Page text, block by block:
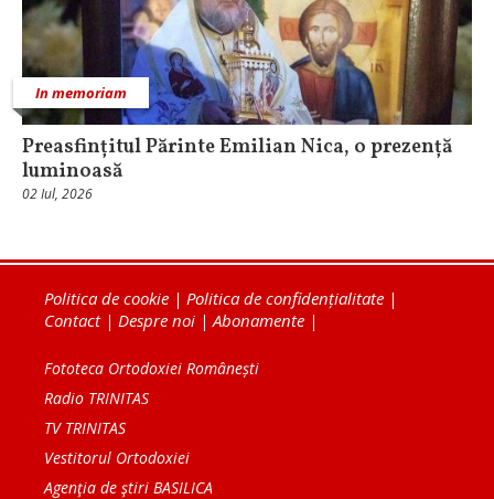
In memoriam
Preasfințitul Părinte Emilian Nica, o prezență
luminoasă
02 Iul, 2026
Politica de cookie | Politica de confidențialitate |
Contact| Despre noi | Abonamente |
Fototeca Ortodoxiei Românești
Radio TRINITAS
TV TRINITAS
Vestitorul Ortodoxiei
Agenţia de ştiri BASILICA